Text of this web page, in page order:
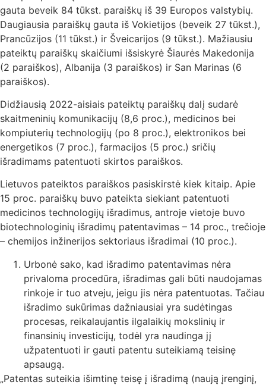
gauta beveik 84 tūkst. paraiškų iš 39 Europos valstybių.
Daugiausia paraiškų gauta iš Vokietijos (beveik 27 tūkst.),
Prancūzijos (11 tūkst.) ir Šveicarijos (9 tūkst.). Mažiausiu
pateiktų paraiškų skaičiumi išsiskyrė Šiaurės Makedonija
(2 paraiškos), Albanija (3 paraiškos) ir San Marinas (6
paraiškos).
Didžiausią 2022-aisiais pateiktų paraiškų dalį sudarė
skaitmeninių komunikacijų (8,6 proc.), medicinos bei
kompiuterių technologijų (po 8 proc.), elektronikos bei
energetikos (7 proc.), farmacijos (5 proc.) sričių
išradimams patentuoti skirtos paraiškos.
Lietuvos pateiktos paraiškos pasiskirstė kiek kitaip. Apie
15 proc. paraiškų buvo pateikta siekiant patentuoti
medicinos technologijų išradimus, antroje vietoje buvo
biotechnologinių išradimų patentavimas – 14 proc., trečioje
– chemijos inžinerijos sektoriaus išradimai (10 proc.).
Urbonė sako, kad išradimo patentavimas nėra
privaloma procedūra, išradimas gali būti naudojamas
rinkoje ir tuo atveju, jeigu jis nėra patentuotas. Tačiau
išradimo sukūrimas dažniausiai yra sudėtingas
procesas, reikalaujantis ilgalaikių mokslinių ir
finansinių investicijų, todėl yra naudinga jį
užpatentuoti ir gauti patentu suteikiamą teisinę
apsaugą.
„Patentas suteikia išimtinę teisę į išradimą (naują įrenginį,